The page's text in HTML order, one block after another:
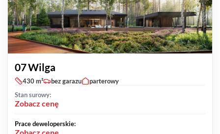
07 Wilga
430 m² bez garazu
parterowy
Stan surowy:
Zobacz cenę
Prace deweloperskie: